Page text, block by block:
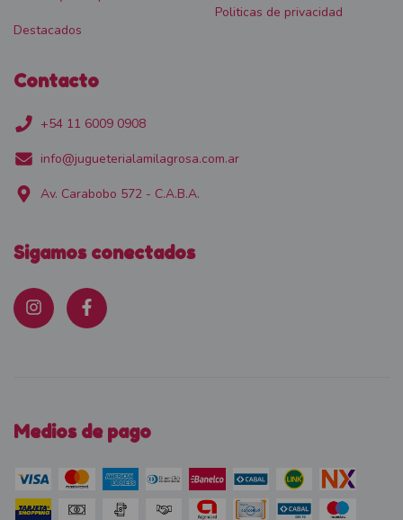
Destacados
Politicas de privacidad
Contacto
+54 11 6009 0908
info@jugueterialamilagrosa.com.ar
Av. Carabobo 572 - C.A.B.A.
Sigamos conectados
Medios de pago